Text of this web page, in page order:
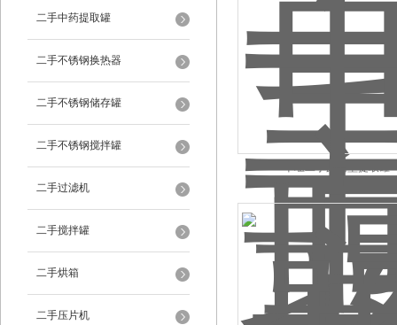
二手中药提取罐
二手不锈钢换热器
二手不锈钢储存罐
二手不锈钢搅拌罐
二手过滤机
二手搅拌罐
二手烘箱
二手压片机
十堰二手蘑菇型提取罐